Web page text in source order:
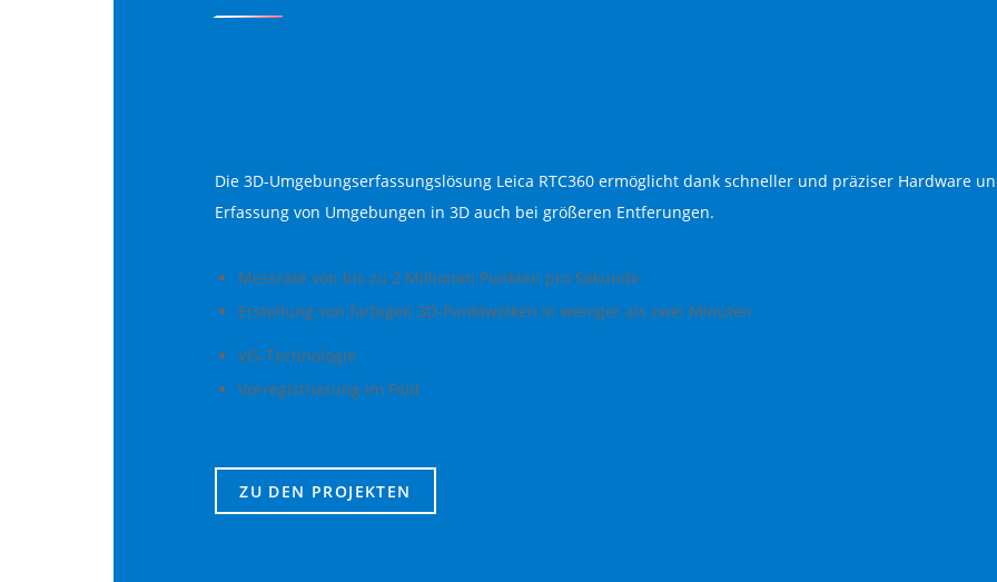
Die 3D-Umgebungserfassungslösung Leica RTC360 ermöglicht dank schneller und präziser Hardware
Erfassung von Umgebungen in 3D auch bei größeren Entferungen.
Messrate von bis zu 2 Millionen Punkten pro Sekunde
Erstellung von farbigen 3D-Punktwolken in weniger als zwei Minuten
VIS-Technologie
Vorregistrierung im Feld
ZU DEN PROJEKTEN